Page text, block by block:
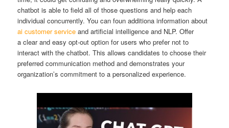
chatbot is able to field all of those questions and help each
individual concurrently. You can foun additiona information about
ai customer service and artificial intelligence and NLP. Offer
a clear and easy opt-out option for users who prefer not to
interact with the chatbot. This allows candidates to choose their
preferred communication method and demonstrates your
organization’s commitment to a personalized experience.